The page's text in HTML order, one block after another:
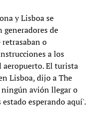
y Lisboa se
generadores de
o
a los
aeropuerto. El turista
Lisboa, dijo a The
ningún avión llegar o
esperando aquí'.